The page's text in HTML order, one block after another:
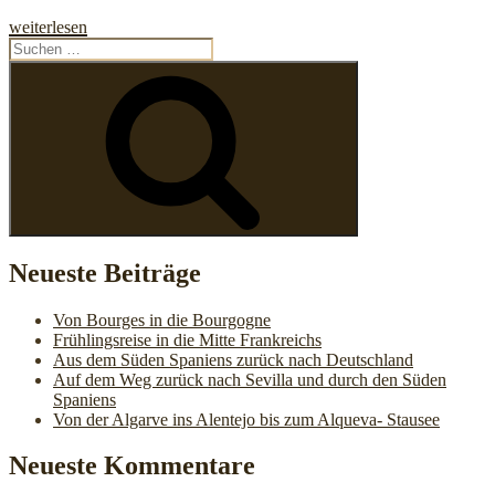
„Erste
Tage
in
weiterlesen
Suchen
nach:
Neueste Beiträge
Von Bourges in die Bourgogne
Frühlingsreise in die Mitte Frankreichs
Aus dem Süden Spaniens zurück nach Deutschland
Auf dem Weg zurück nach Sevilla und durch den Süden
Spaniens
Von der Algarve ins Alentejo bis zum Alqueva- Stausee
Neueste Kommentare